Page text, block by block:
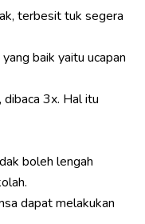
terbesit tuk segera
baik yaitu ucapan
3x. Hal itu
boleh lengah
dapat melakukan